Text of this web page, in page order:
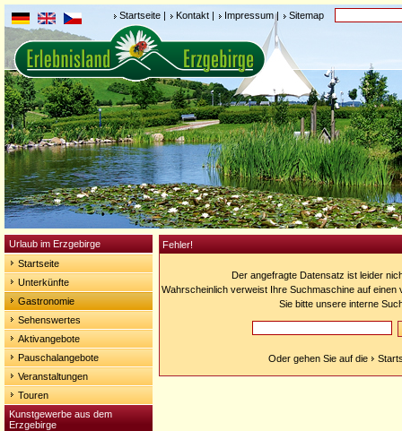
Startseite | Kontakt | Impressum| Sitemap
Urlaub im Erzgebirge
Startseite
Unterkünfte
Gastronomie
Sehenswertes
Aktivangebote
Pauschalangebote
Veranstaltungen
Touren
Kunstgewerbe aus dem
Erzgebirge
Fehler!
Der angefragte Datensatz ist leider
Wahrscheinlich verweist Ihre Suchmaschine auf einen
Sie bitte unsere interne
Oder gehen Sie auf die